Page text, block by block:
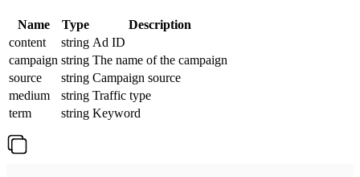
Name Type
Description
content
string Ad ID
campaign string The name of the campaign
source
string Campaign source
medium
string Traffic type
term
string Keyword